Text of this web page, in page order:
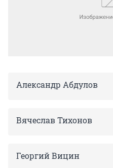
Александр Абдулов
Вячеслав Тихонов
Георгий Вицин